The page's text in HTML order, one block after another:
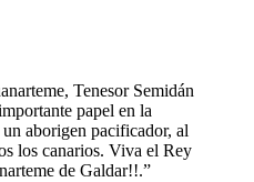
Tenesor Semidán
papel en la
aborigen pacificador, al
los canarios. Viva el Rey
de Galdar!!.”